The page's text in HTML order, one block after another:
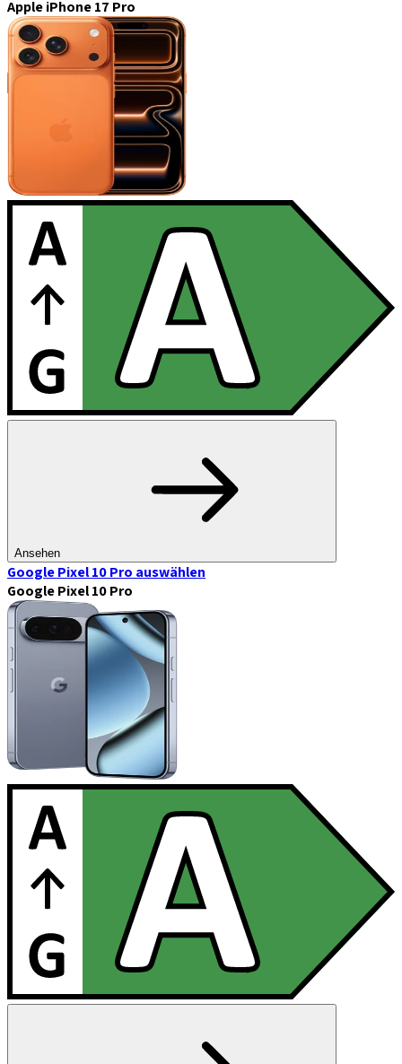
Apple iPhone 17 Pro
Ansehen
Google Pixel 10 Pro auswählen
Google Pixel 10 Pro